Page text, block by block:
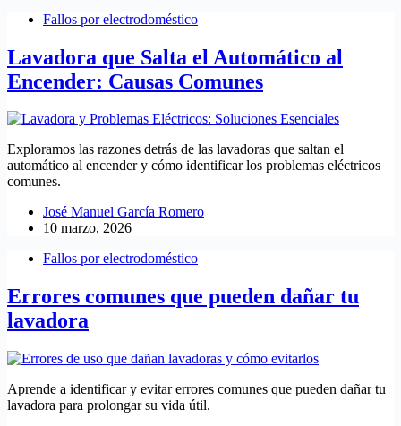
Fallos por electrodoméstico
Lavadora que Salta el Automático al
Encender: Causas Comunes
Exploramos las razones detrás de las lavadoras que saltan el
automático al encender y cómo identificar los problemas eléctricos
comunes.
José Manuel García Romero
10 marzo, 2026
Fallos por electrodoméstico
Errores comunes que pueden dañar tu
lavadora
Aprende a identificar y evitar errores comunes que pueden dañar tu
lavadora para prolongar su vida útil.